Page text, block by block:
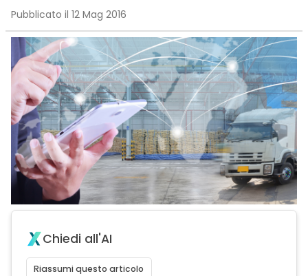
Pubblicato il 12 Mag 2016
Chiedi all'AI
Riassumi questo articolo